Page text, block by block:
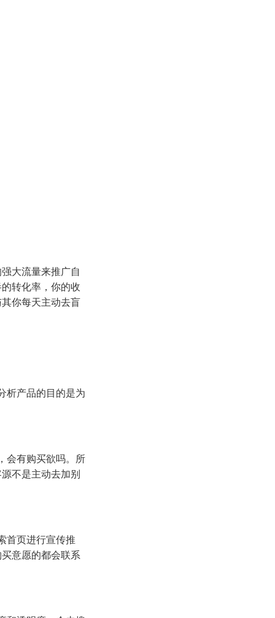
大流量来推广自
转化率，你的收
你每天主动去盲
析产品的目的是为
会有购买欲吗。所
不是主动去加别
首页进行宣传推
意愿的都会联系